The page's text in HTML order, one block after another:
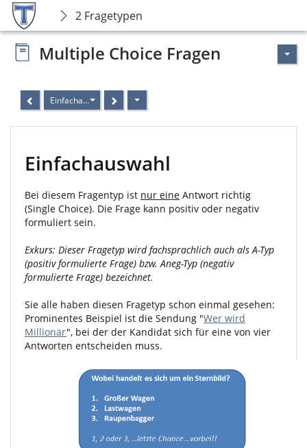
2 Fragetypen
Multiple Choice Fragen
Einfachauswahl
Einfachauswahl
Bei diesem Fragentyp ist nur eine Antwort richtig
(Single Choice). Die Frage kann positiv oder negativ
formuliert sein.
Exkurs: Dieser Fragetyp wird fachsprachlich auch als A-Typ
(positiv formulierte Frage) bzw. Aneg-Typ (negativ
formulierte Frage) bezeichnet.
Sie alle haben diesen Fragetyp schon einmal gesehen:
Prominentes Beispiel ist die Sendung "Wer wird
Millionär", bei der der Kandidat sich für eine von vier
Antworten entscheiden muss.